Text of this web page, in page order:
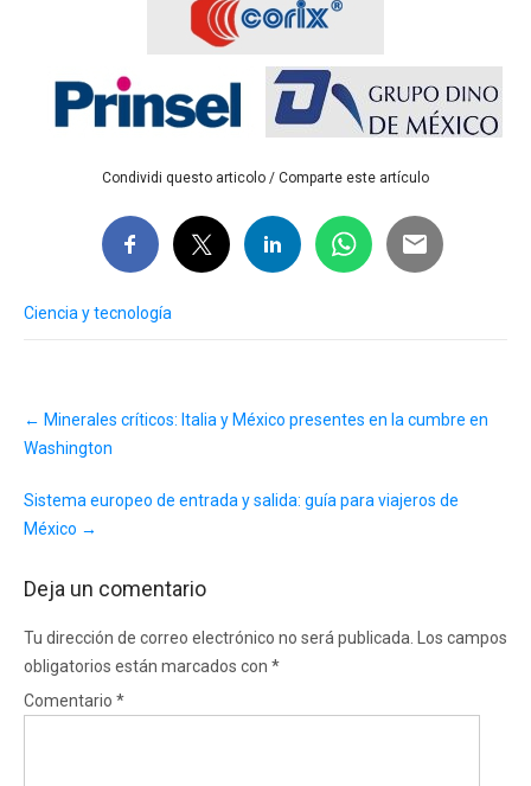
Condividi questo articolo / Comparte este artículo
Ciencia y tecnología
navigation
← Minerales críticos: Italia y México presentes en la cumbre en
Washington
Sistema europeo de entrada y salida: guía para viajeros de
México →
Deja un comentario
Tu dirección de correo electrónico no será publicada.
Los campos
obligatorios están marcados con *
Comentario *